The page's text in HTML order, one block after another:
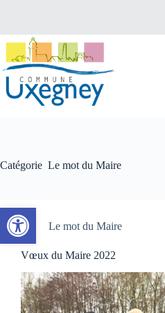
Ouvrir la barre d’outils
Catégorie Le mot du Maire
Le mot du Maire
Vœux du Maire 2022